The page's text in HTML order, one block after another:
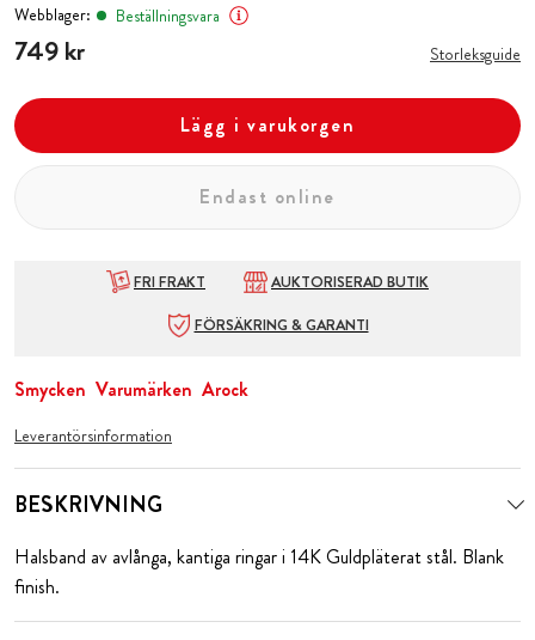
Webblager: Beställningsvara
Pris :749 kr
749 kr Storleksguide
Lägg i varukorgen
Endast online
FRI FRAKT
AUKTORISERAD BUTIK
FÖRSÄKRING & GARANTI
Smycken Varumärken Arock
Leverantörsinformation
BESKRIVNING
Halsband av avlånga, kantiga ringar i 14K Guldpläterat stål. Blank
finish.